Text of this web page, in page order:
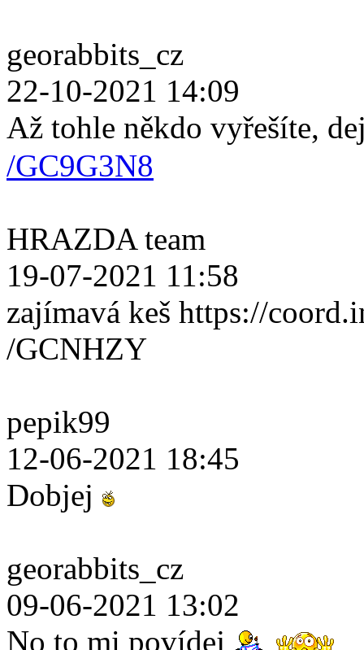
georabbits_cz
22-10-2021 14:09
Až tohle někdo vyřešíte,
/GC9G3N8
HRAZDA team
19-07-2021 11:58
zajímavá keš https://
/GCNHZY
pepik99
12-06-2021 18:45
Dobjej
georabbits_cz
09-06-2021 13:02
No to mi povídej